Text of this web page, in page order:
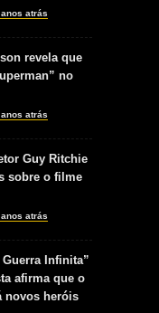
atrás
revela que
no
atrás
Guy Ritchie
sobre o filme
atrás
Infinita”
afirma que o
novos heróis